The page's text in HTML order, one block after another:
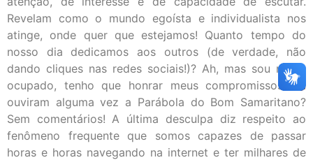
Revelam como o mundo egoísta e individualista nos
atinge, onde quer que estejamos! Quanto tempo do
nosso dia dedicamos aos outros (de verdade, não
dando cliques nas redes sociais!)? Ah, mas sou muito
ocupado, tenho que honrar meus compromissos! Já
ouviram alguma vez a Parábola do Bom Samaritano?
Sem comentários! A última desculpa diz respeito ao
fenômeno frequente que somos capazes de passar
horas e horas navegando na internet e ter milhares de